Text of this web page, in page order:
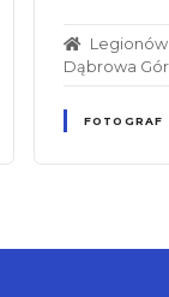
Legionów
Dąbrowa
FOTOGRAF